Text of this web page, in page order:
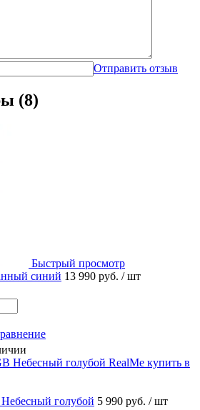
Отправить отзыв
(8)
Быстрый просмотр
синий 13 990 руб. / шт
голубой 5 990 руб. / шт